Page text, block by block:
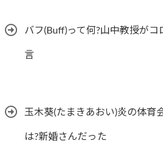
バフ(Buff)って何?山中教授が
言
玉木葵(たまきあおい)炎の体育
は?新婚さんだった